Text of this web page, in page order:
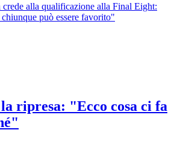
alla qualificazione alla Final Eight:
può essere favorito"
ripresa: "Ecco cosa ci fa